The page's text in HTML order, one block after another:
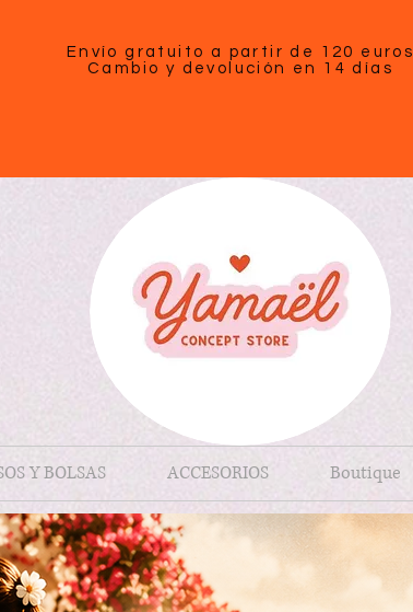
Envío gratuito a partir de 120 euros
Cambio y devolución en 14 días
Y BOLSAS ACCESORIOS Boutique